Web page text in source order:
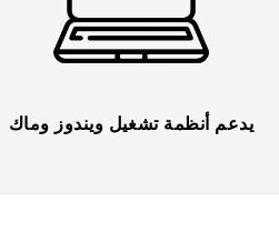
يدعم أنظمة تشغيل ويندوز وماك